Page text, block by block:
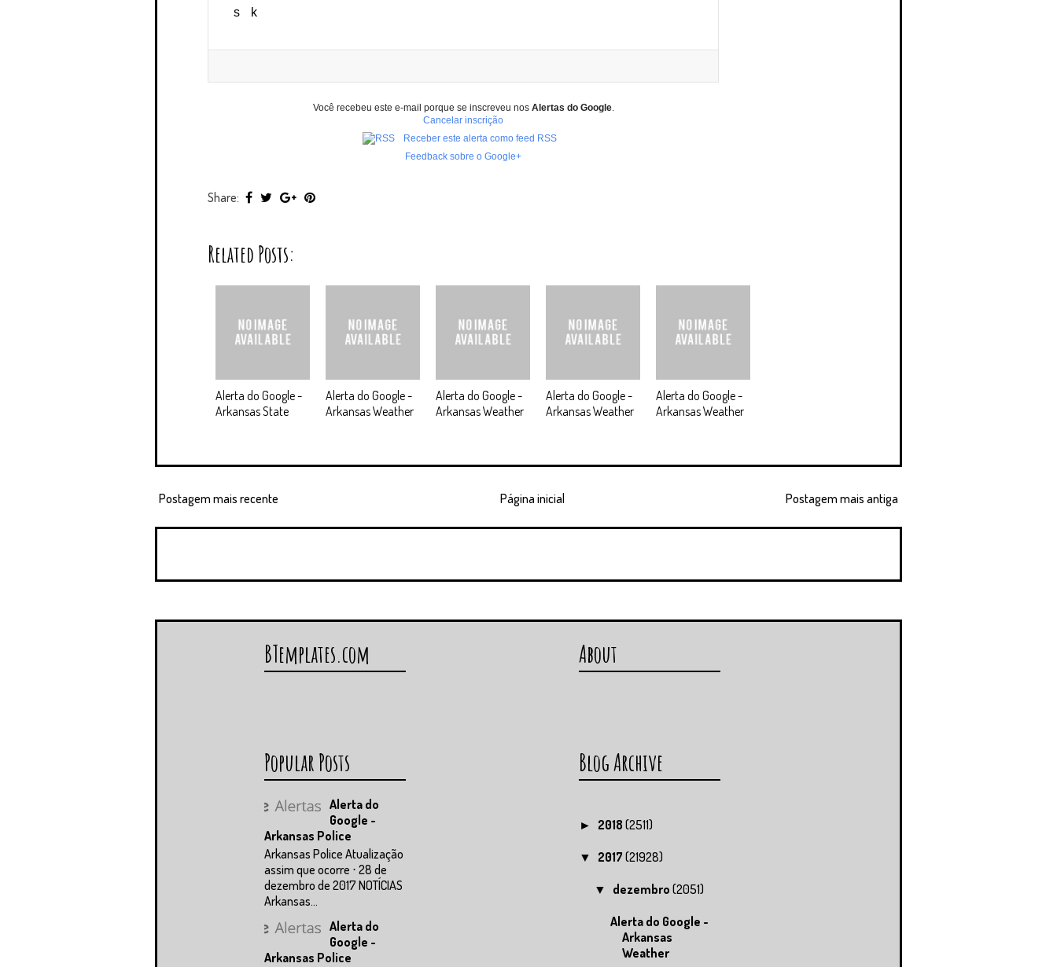
Você recebeu este e-mail porque se inscreveu nos Alertas do Google.
Cancelar inscrição
Receber este alerta como feed RSS
Feedback sobre o Google+
Share:
Related Posts:
Alerta do Google -
Arkansas State
Alerta do Google -
Arkansas Weather
Alerta do Google -
Arkansas Weather
Alerta do Google -
Arkansas Weather
Alerta do Google -
Arkansas Weather
Postagem mais recente Postagem mais antiga
Página inicial
BTemplates.com About
Popular Posts
Alerta do
Google -
Arkansas Police
Arkansas Police Atualização
assim que ocorre ⋅ 28 de
dezembro de 2017 NOTÍCIAS
Arkansas...
Alerta do
Google -
Arkansas Police
Blog Archive
► 2018 (2511)
▼ 2017 (21928)
▼ dezembro(2051)
Alerta do Google -
Arkansas
Weather